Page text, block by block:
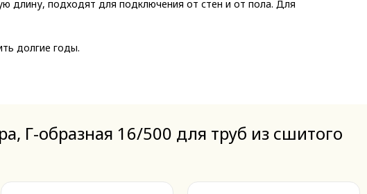
длину, подходят для подключения от стен и от пола. Для
долгие годы.
Г-образная 16/500 для труб из сшитого